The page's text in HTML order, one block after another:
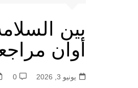
بين
أوان
يونيو 3, 2026 0